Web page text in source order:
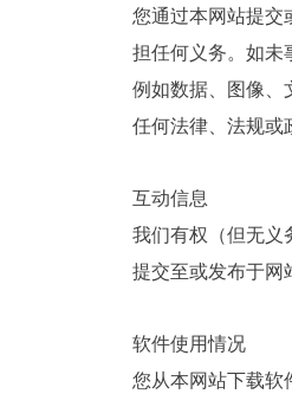
您通过本网站提交
担任何义务。如未
例如数据、图像、
任何法律、法规或
互动信息
我们有权（但无义
提交至或发布于网
软件使用情况
您从本网站下载软